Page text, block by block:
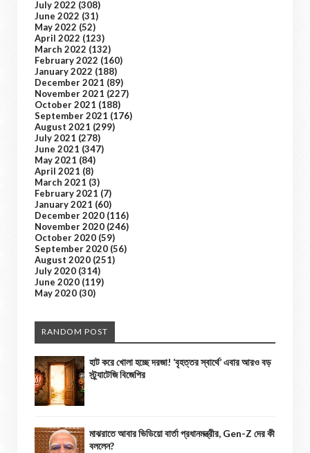
July 2022 (308)
June 2022 (31)
May 2022 (52)
April 2022 (123)
March 2022 (132)
February 2022 (160)
January 2022 (188)
December 2021 (89)
November 2021 (227)
October 2021 (188)
September 2021 (176)
August 2021 (299)
July 2021 (278)
June 2021 (347)
May 2021 (84)
April 2021 (8)
March 2021 (3)
February 2021 (7)
January 2021 (60)
December 2020 (116)
November 2020 (246)
October 2020 (59)
September 2020 (56)
August 2020 (251)
July 2020 (314)
June 2020 (119)
May 2020 (30)
RANDOM POST
হাট করে খোলা হচ্ছে দরজা! ‘বৃহত্তর স্বার্থে’ এবার আরও বড়
স্ট্র্যাটেজি বিজেপির
মাঝরাতে আবার ভিডিয়ো বার্তা প্রধানমন্ত্রীর, Gen-Z দের কী
বললেন?